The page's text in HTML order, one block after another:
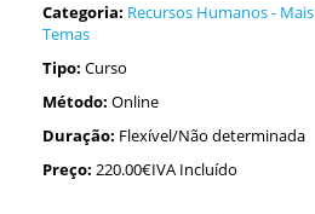
Categoria: Recursos Humanos - Mais
Temas
Tipo: Curso
Método: Online
Duração: Flexível/Não determinada
Preço: 220.00€IVA Incluído